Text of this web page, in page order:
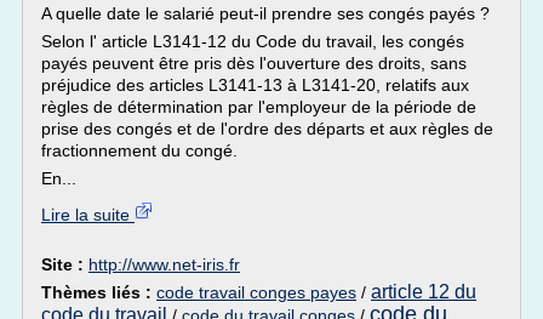
A quelle date le salarié peut-il prendre ses congés payés ?
Selon l' article L3141-12 du Code du travail, les congés
payés peuvent être pris dès l'ouverture des droits, sans
préjudice des articles L3141-13 à L3141-20, relatifs aux
règles de détermination par l'employeur de la période de
prise des congés et de l'ordre des départs et aux règles de
fractionnement du congé.
En...
Lire la suite
Site : http://www.net-iris.fr
Thèmes liés : code travail conges payes / article 12 du
code du travail
code du